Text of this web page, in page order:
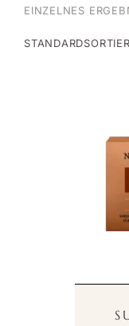
EINZELNES